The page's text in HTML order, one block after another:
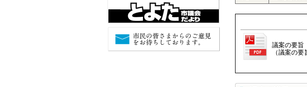
議案の要旨
（議案の要